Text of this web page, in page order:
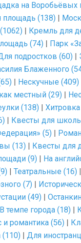
на Воробьёвых
площадь (138) |
| Кремль для
(74) | Парк
подростков (60) |
Блаженного
| Нескучные (409)
местный (29) |
(138) |
| Квесты для
(5) |
(13) | Квесты для
(9) | На
| Театральные (16) |
(7) |
(49) |
В темпе города (18) |
и романтика (56) |
(110) | Для